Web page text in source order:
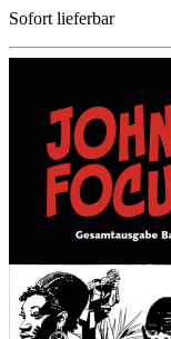
Sofort lieferbar